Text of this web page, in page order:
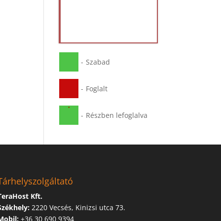
- Szabad
- Foglalt
·
- Részben lefoglalva
Kft.
2220 Vecsés, Kinizsi utca 73.
+36 30 690 9394